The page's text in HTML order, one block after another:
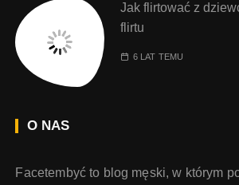
Jak flirtować z
flirtu
6 LAT TEMU
O NAS
Facetembyć to blog męski, w którym